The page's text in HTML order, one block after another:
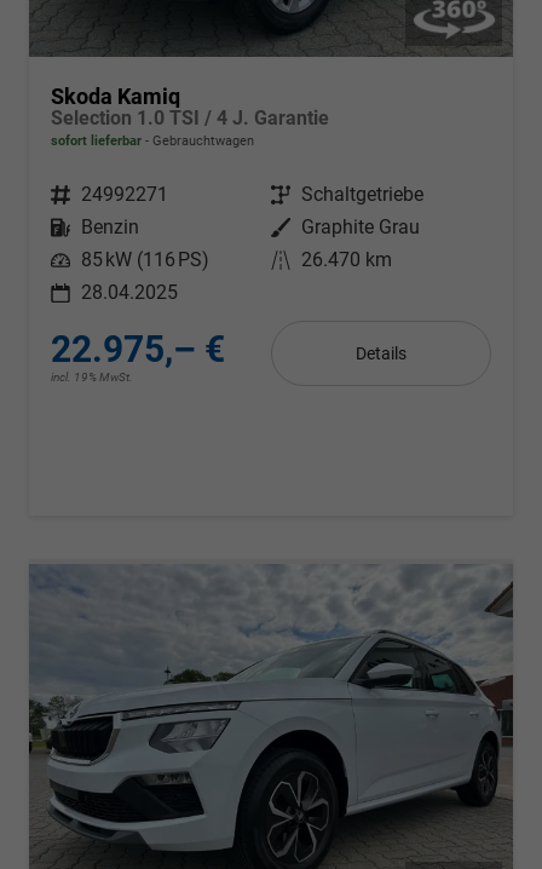
Skoda Kamiq
Selection 1.0 TSI / 4 J. Garantie
sofort lieferbar Gebrauchtwagen
Fahrzeugnr. 24992271 Getriebe Schaltgetriebe
Kraftstoff
Benzin Außenfarbe Graphite Grau
Leistung 85 kW (116 PS) Kilometerstand 26.470 km
28.04.2025
22.975,– €
incl. 19% MwSt.
Details